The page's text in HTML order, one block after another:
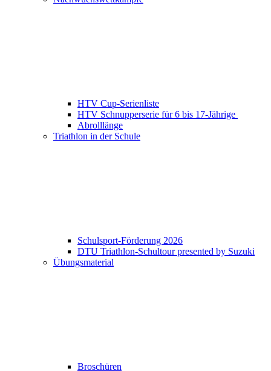
HTV Cup-Serienliste
HTV Schnupperserie für 6 bis 17-Jährige
Abrolllänge
Triathlon in der Schule
Schulsport-Förderung 2026
DTU Triathlon-Schultour presented by Suzuki
Übungsmaterial
Broschüren